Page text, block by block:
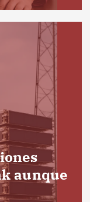
aunque